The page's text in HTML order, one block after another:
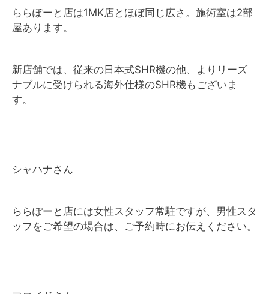
ららぽーと店は1MK店とほぼ同じ広さ。施術室は2部
屋あります。
新店舗では、従来の日本式SHR機の他、よりリーズ
ナブルに受けられる海外仕様のSHR機もございま
す。
シャハナさん
ららぽーと店には女性スタッフ常駐ですが、男性スタ
ッフをご希望の場合は、ご予約時にお伝えください。